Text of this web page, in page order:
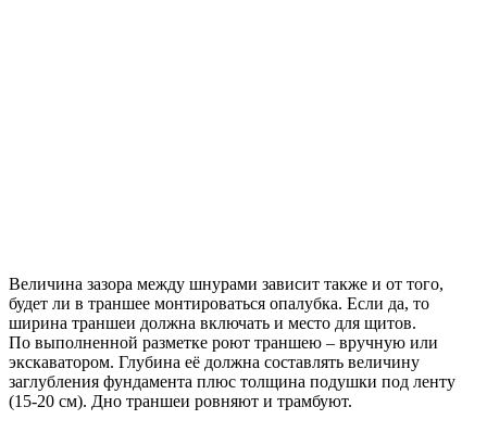
Величина зазора между шнурами зависит также и от того,
будет ли в траншее монтироваться опалубка. Если да, то
ширина траншеи должна включать и место для щитов.
По выполненной разметке роют траншею – вручную или
экскаватором. Глубина её должна составлять величину
заглубления фундамента плюс толщина подушки под ленту
(15-20 см). Дно траншеи ровняют и трамбуют.